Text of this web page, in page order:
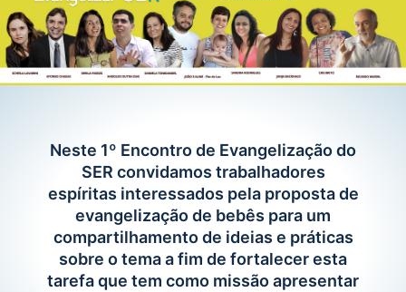
Neste 1º Encontro de Evangelização do
SER convidamos trabalhadores
espíritas interessados pela proposta de
evangelização de bebês para um
compartilhamento de ideias e práticas
sobre o tema a fim de fortalecer esta
tarefa que tem como missão apresentar